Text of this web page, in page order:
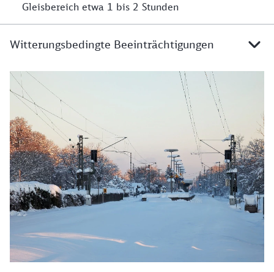
Gleisbereich etwa 1 bis 2 Stunden
Witterungsbedingte Beeinträchtigungen
Details zu witterungsbedingten Beeinträchtigungen